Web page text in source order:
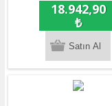
18.942,90
₺